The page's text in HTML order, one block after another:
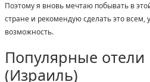
Поэтому я вновь мечтаю побывать в
стране и рекомендую сделать это всем,
возможность.
Популярные отели
(Израиль)